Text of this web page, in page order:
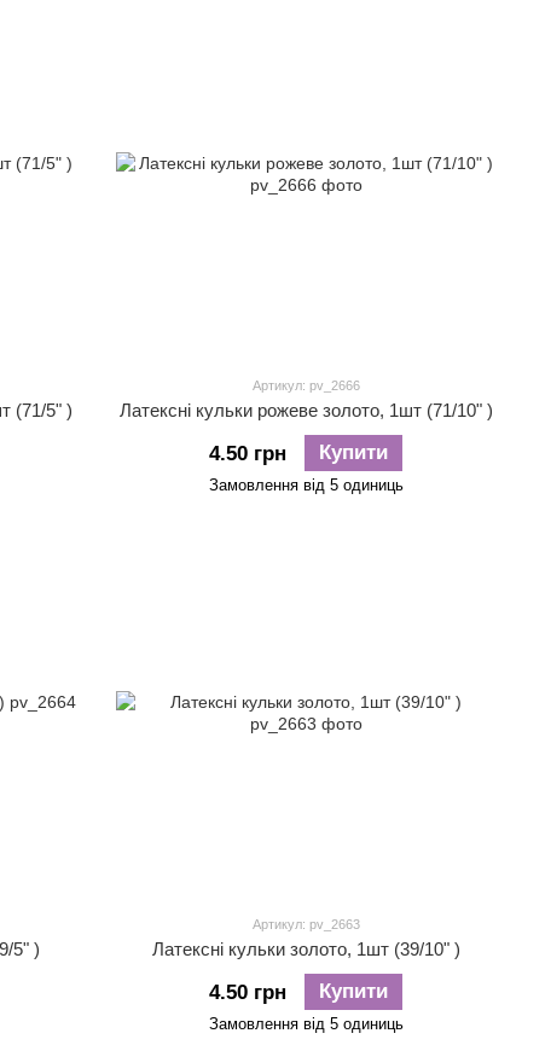
(71/5" )
Артикул: pv_2666
Латексні кульки рожеве золото, 1шт (71/10" )
4.50 грн Купити
Замовлення від 5 одиниць
5" )
Артикул: pv_2663
Латексні кульки золото, 1шт (39/10" )
4.50 грн Купити
Замовлення від 5 одиниць